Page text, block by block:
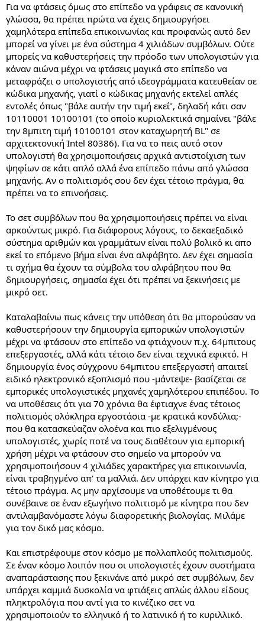
Για να φτάσεις όμως στο επίπεδο να γράφεις σε κανονική
γλώσσα, θα πρέπει πρώτα να έχεις δημιουργήσει
χαμηλότερα επίπεδα επικοινωνίας και προφανώς αυτό δεν
μπορεί να γίνει με ένα σύστημα 4 χιλιάδων συμβόλων. Ούτε
μπορείς να καθυστερήσεις την πρόοδο των υπολογιστών για
κάναν αιώνα μέχρι να φτάσεις μαγικά στο επίπεδο να
μεταφράζει ο υπολογιστής από ιδεογράμματα κατευθείαν σε
κώδικα μηχανής, γιατί ο κώδικας μηχανής εκτελεί απλές
εντολές όπως "βάλε αυτήν την τιμή εκεί", δηλαδή κάτι σαν
10110001 10100101 (το οποίο κυριολεκτικά σημαίνει "βάλε
την 8μπιτη τιμή 10100101 στον καταχωρητή BL" σε
αρχιτεκτονική Intel 80386). Για να το πεις αυτό στον
υπολογιστή θα χρησιμοποιήσεις αρχικά αντιστοίχιση των
ψηφίων σε κάτι απλό αλλά ένα επίπεδο πάνω από γλώσσα
μηχανής. Αν ο πολιτισμός σου δεν έχει τέτοιο πράγμα, θα
πρέπει να το επινοήσεις.
Το σετ συμβόλων που θα χρησιμοποιήσεις πρέπει να είναι
αρκούντως μικρό. Για διάφορους λόγους, το δεκαεξαδικό
σύστημα αριθμών και γραμμάτων είναι πολύ βολικό κι απο
εκεί το επόμενο βήμα είναι ένα αλφάβητο. Δεν έχει σημασία
τι σχήμα θα έχουν τα σύμβολα του αλφάβητου που θα
δημιουργήσεις, σημασία έχει ότι πρέπει να ξεκινήσεις με
μικρό σετ.
Καταλαβαίνω πως κάνεις την υπόθεση ότι θα μπορούσαν να
καθυστερήσουν την δημιουργία εμπορικών υπολογιστών
μέχρι να φτάσουν στο επίπεδο να φτιάχνουν π.χ. 64μπιτους
επεξεργαστές, αλλά κάτι τέτοιο δεν είναι τεχνικά εφικτό. Η
δημιουργία ένος σύγχρονυ 64μπιτου επεξεργαστή απαιτεί
ειδικό ηλεκτρονικό εξοπλισμό που -μάντεψε- βασίζεται σε
εμπορικές υπολογιστικές μηχανές χαμηλότερου επιπέδου. Το
να υποθέσεις ότι για 70 χρόνια θα έφτιαχνε ένας τέτοιος
πολιτισμός ολόκληρα εργοστάσια -με κρατικά κονδύλια;-
που θα κατασκεύαζαν ολοένα και πιο εξελιγμένους
υπολογιστές, χωρίς ποτέ να τους διαθέτουν για εμπορική
χρήση μέχρι να φτάσουν στο σημείο να μπορούν να
χρησιμοποιήσουν 4 χιλιάδες χαρακτήρες για επικοινωνία,
είναι τραβηγμένο απ' τα μαλλιά. Δεν υπάρχει καν κίνητρο για
τέτοιο πράγμα. Ας μην αρχίσουμε να υποθέτουμε τι θα
συνέβαινε σε έναν εξωγήινο πολιτισμό με κίνητρα που δεν
αντιλαμβανόμαστε λόγω διαφορετικής βιολογίας. Μιλάμε
για τον δικό μας κόσμο.
Και επιστρέφουμε στον κόσμο με πολλαπλούς πολιτισμούς.
Σε έναν κόσμο λοιπόν που οι υπολογιστές έχουν συστήματα
αναπαράστασης που ξεκινάνε από μικρό σετ συμβόλων, δεν
υπάρχει καμμιά δυσκολία να φτιάξεις απλώς άλλου είδους
πληκτρολόγια που αντί για το κινέζικο σετ να
χρησιμοποιούν το ελληνικό ή το λατινικό ή το κυριλλικό.